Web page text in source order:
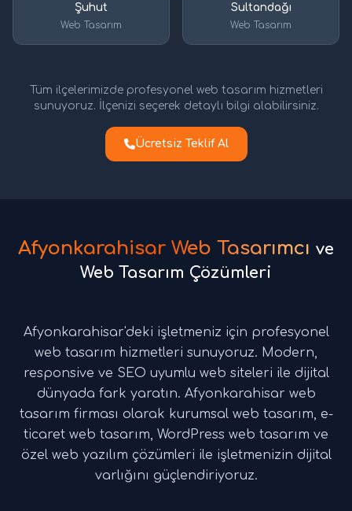
Şuhut
Web Tasarım
Sultandağı
Web Tasarım
Tüm ilçelerimizde profesyonel web tasarım hizmetleri
sunuyoruz. İlçenizi seçerek detaylı bilgi alabilirsiniz.
Ücretsiz Teklif Al
Afyonkarahisar Web Tasarımcı ve
Web Tasarım Çözümleri
Afyonkarahisar'deki işletmeniz için profesyonel
web tasarım hizmetleri sunuyoruz. Modern,
responsive ve SEO uyumlu web siteleri ile dijital
dünyada fark yaratın. Afyonkarahisar web
tasarım firması olarak kurumsal web tasarım, e-
ticaret web tasarım, WordPress web tasarım ve
özel web yazılım çözümleri ile işletmenizin dijital
varlığını güçlendiriyoruz.